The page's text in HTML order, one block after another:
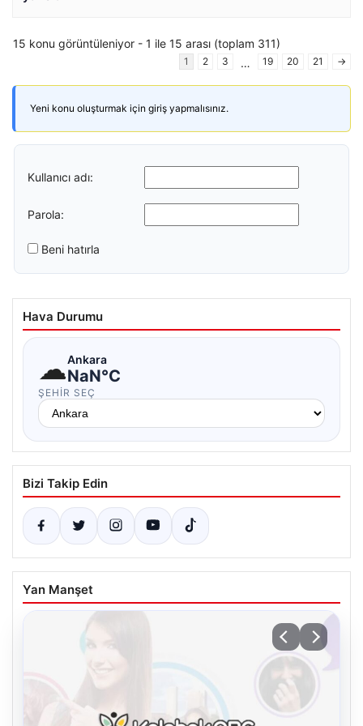
15 konu görüntüleniyor - 1 ile 15 arası (toplam 311)
1 2 3 … 19 20 21 →
Yeni konu oluşturmak için giriş yapmalısınız.
Kullanıcı adı:
Parola:
Beni hatırla
Hava Durumu
☁Ankara
NaN°C
ŞEHIR SEÇ
Bizi Takip Edin
Yan Manşet